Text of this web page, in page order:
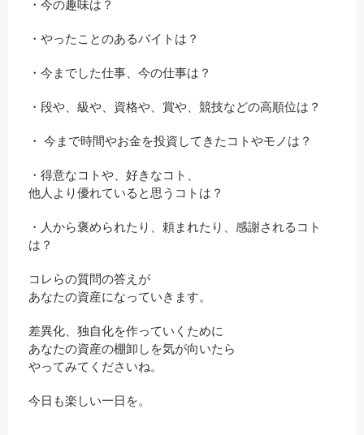
・今の趣味は？
・やったことのあるバイトは？
・今までした仕事、今の仕事は？
・段や、級や、資格や、賞や、競技などの高順位は？
・ 今まで時間やお金を投資してきたコトやモノは？
・得意なコトや、好きなコト、
他人より優れていると思うコトは？
・人から褒められたり、頼まれたり、感謝されるコト
は？
コレらの質問の答えが
あなたの資産になっていきます。
差異化、独自化を作っていくために
あなたの資産の棚卸しを気が向いたら
やってみてくださいね。
今日も楽しい一日を。